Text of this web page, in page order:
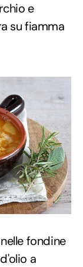
e
su fiamma
fondine
a